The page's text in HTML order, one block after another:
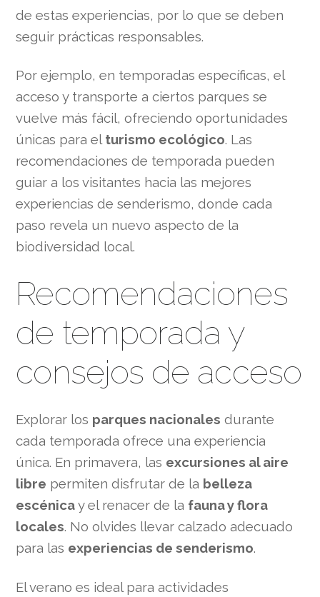
de estas experiencias, por lo que se deben
seguir prácticas responsables.
Por ejemplo, en temporadas específicas, el
acceso y transporte a ciertos parques se
vuelve más fácil, ofreciendo oportunidades
únicas para el turismo ecológico. Las
recomendaciones de temporada pueden
guiar a los visitantes hacia las mejores
experiencias de senderismo, donde cada
paso revela un nuevo aspecto de la
biodiversidad local.
Recomendaciones
de temporada y
consejos de acceso
Explorar los parques nacionales durante
cada temporada ofrece una experiencia
única. En primavera, las excursiones al aire
libre permiten disfrutar de la belleza
escénicay el renacer de la fauna y flora
locales. No olvides llevar calzado adecuado
para las experiencias de senderismo.
El verano es ideal para actividades